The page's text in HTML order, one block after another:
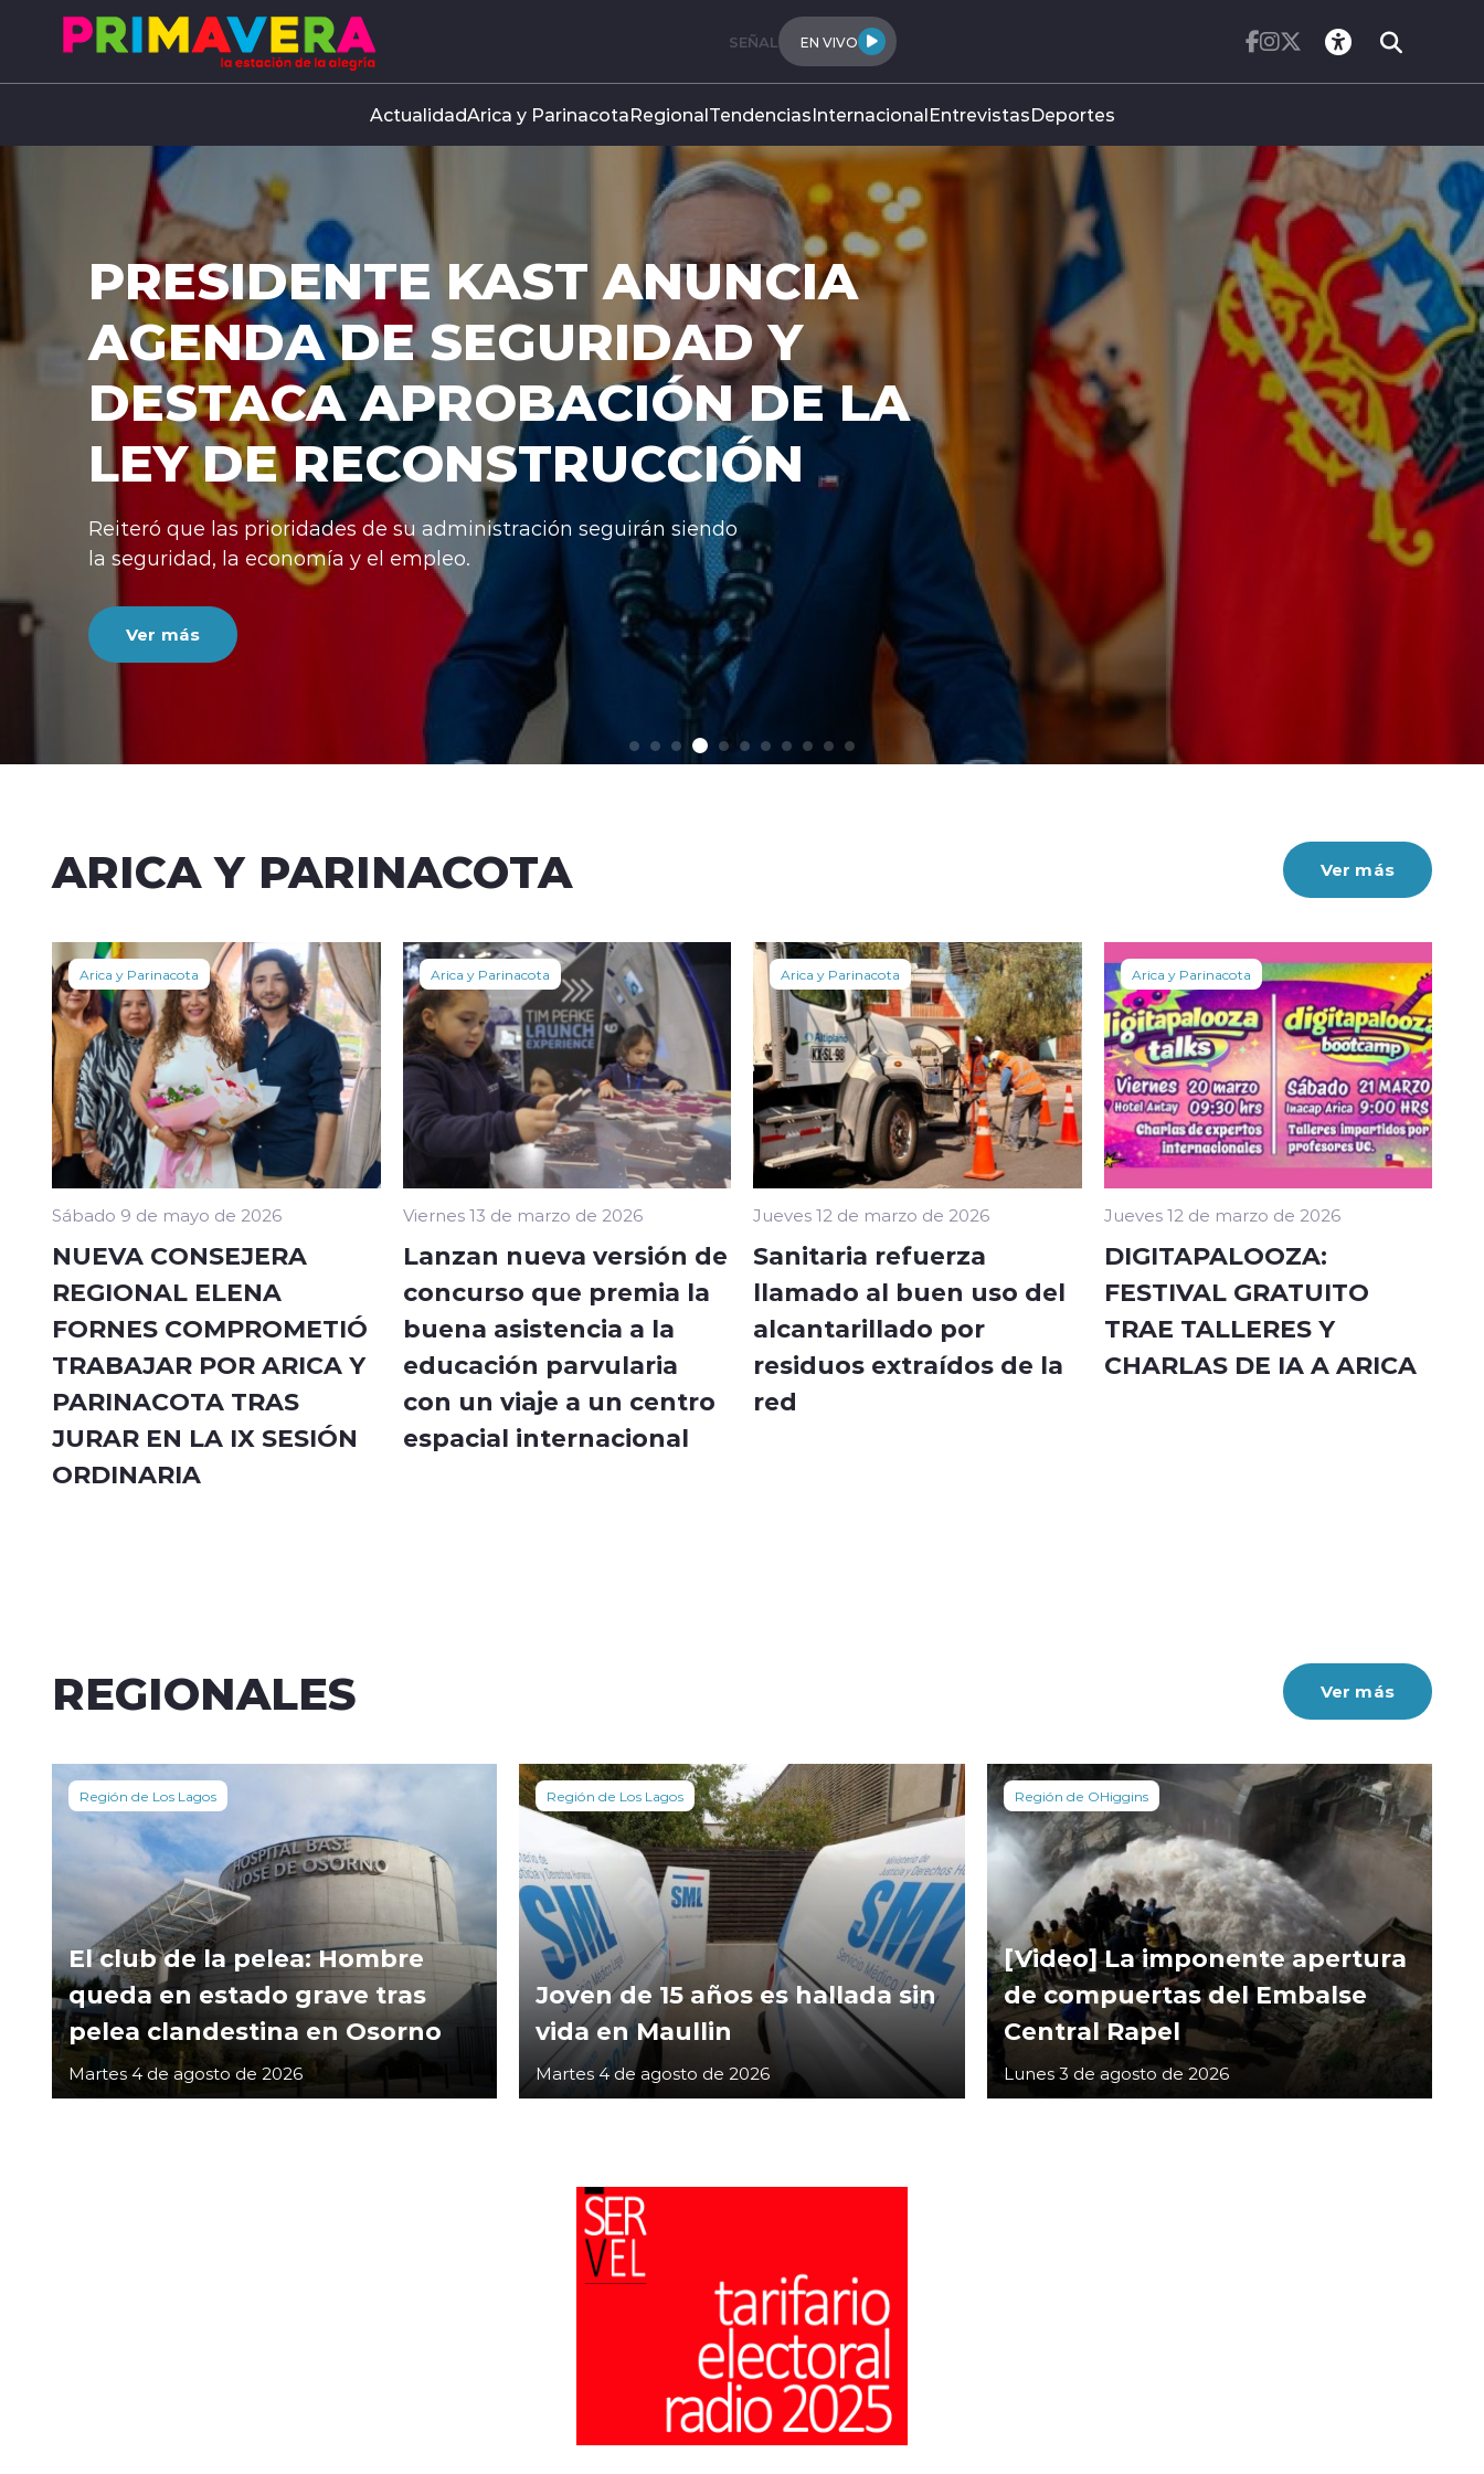
SEÑAL EN VIVO
ActualidadArica y ParinacotaRegionalTendenciasInternacionalEntrevistasDeportes
PRESIDENTE KAST ANUNCIA
AGENDA DE SEGURIDAD Y
DESTACA APROBACIÓN DE LA
LEY DE RECONSTRUCCIÓN
Reiteró que las prioridades de su administración seguirán siendo
la seguridad, la economía y el empleo.
Ver más
ARICA Y PARINACOTA Ver más
Arica y Parinacota
Sábado 9 de mayo de 2026
NUEVA CONSEJERA
REGIONAL ELENA
FORNES COMPROMETIÓ
TRABAJAR POR ARICA Y
PARINACOTA TRAS
JURAR EN LA IX SESIÓN
ORDINARIA
Arica y Parinacota
Viernes 13 de marzo de 2026
Lanzan nueva versión de
concurso que premia la
buena asistencia a la
educación parvularia
con un viaje a un centro
espacial internacional
Arica y Parinacota
Jueves 12 de marzo de 2026
Sanitaria refuerza
llamado al buen uso del
alcantarillado por
residuos extraídos de la
red
Arica y Parinacota
Jueves 12 de marzo de 2026
DIGITAPALOOZA:
FESTIVAL GRATUITO
TRAE TALLERES Y
CHARLAS DE IA A ARICA
REGIONALES Ver más
Región de Los Lagos
El club de la pelea: Hombre
queda en estado grave tras
pelea clandestina en Osorno
Martes 4 de agosto de 2026
Región de Los Lagos
Joven de 15 años es hallada sin
vida en Maullin
Martes 4 de agosto de 2026
Región de OHiggins
[Video] La imponente apertura
de compuertas del Embalse
Central Rapel
Lunes 3 de agosto de 2026